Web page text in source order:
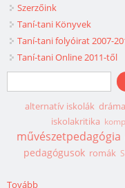
Szerzőink
Taní-tani Könyvek
Taní-tani folyóirat 2007-
Taní-tani Online 2011-től
Keresés űrlap
Keresés
alternatív iskolák
iskolakritika
művészetpedagógia
pedagógusok romák
Tovább